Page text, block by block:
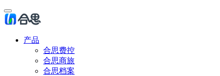
产品
合思费控
合思商旅
合思档案